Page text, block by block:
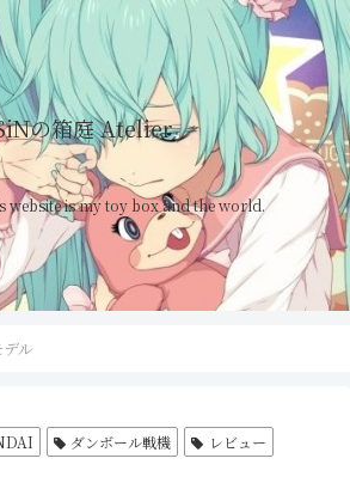
の箱庭 Atelier
is my toy box and the world.
ル
ダンボール戦機 レビュー